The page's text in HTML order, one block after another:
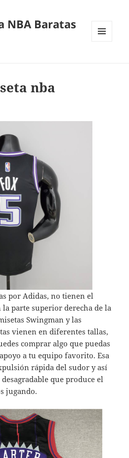
NBA Baratas
nba
por Adidas, no tienen el
parte superior derecha de la
Swingman y las
vienen en diferentes tallas,
comprar algo que puedas
a tu equipo favorito. Esa
rápida del sudor y así
que produce el
jugando.